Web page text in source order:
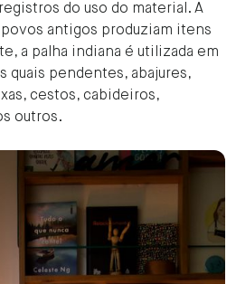
do uso do material. A
antigos produziam itens
a palha indiana é utilizada em
quais pendentes, abajures,
cestos, cabideiros,
outros.